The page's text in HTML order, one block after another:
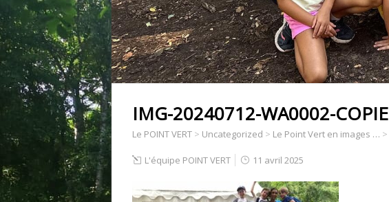
IMG-20240712-WA0002-COPIE
Le POINT VERT > Uncategorized > Le Point Vert en images … >
L'équipe POINT VERT 11 avril 2025